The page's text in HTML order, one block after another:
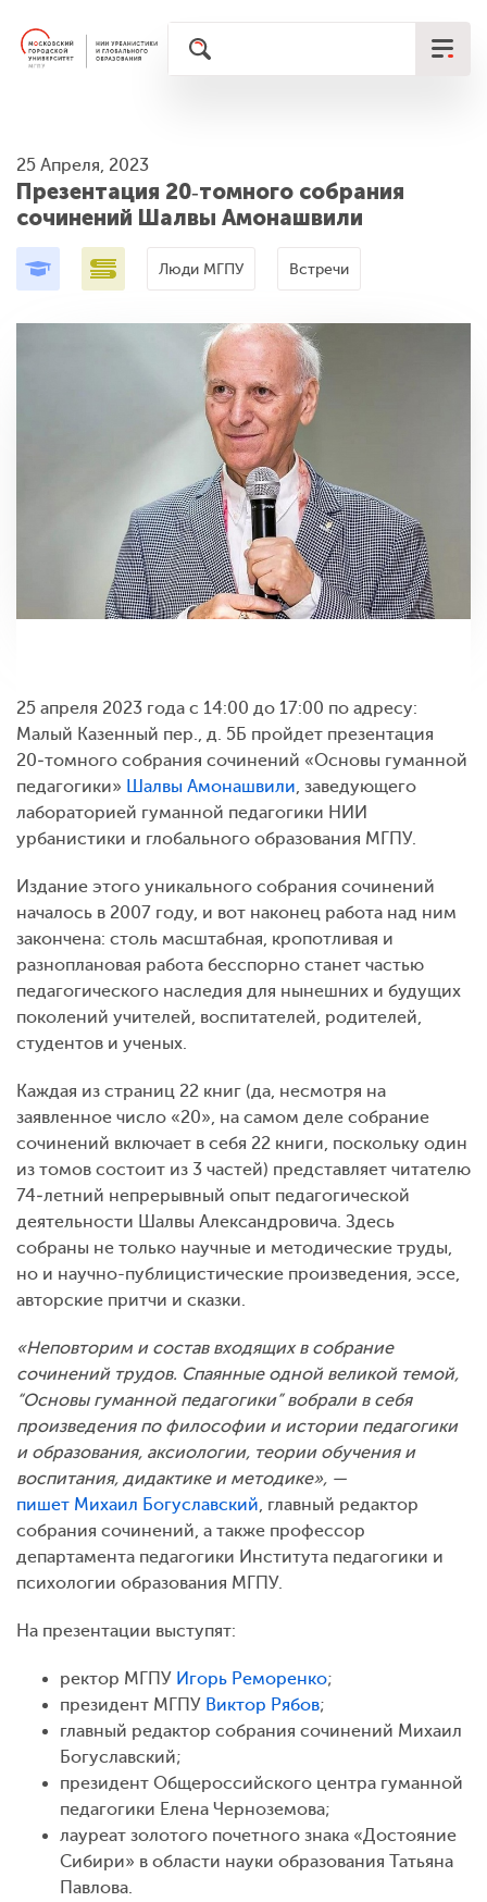
25 Апреля, 2023
Презентация 20‑томного собрания
сочинений Шалвы Амонашвили
Люди МГПУ Встречи
25 апреля 2023 года с 14:00 до 17:00 по адресу:
Малый Казенный пер., д. 5Б пройдет презентация
20‑томного собрания сочинений «Основы гуманной
педагогики» Шалвы Амонашвили, заведующего
лабораторией гуманной педагогики НИИ
урбанистики и глобального образования МГПУ.
Издание этого уникального собрания сочинений
началось в 2007 году, и вот наконец работа над ним
закончена: столь масштабная, кропотливая и
разноплановая работа бесспорно станет частью
педагогического наследия для нынешних и будущих
поколений учителей, воспитателей, родителей,
студентов и ученых.
Каждая из страниц 22 книг (да, несмотря на
заявленное число «20», на самом деле собрание
сочинений включает в себя 22 книги, поскольку один
из томов состоит из 3 частей) представляет читателю
74‑летний непрерывный опыт педагогической
деятельности Шалвы Александровича. Здесь
собраны не только научные и методические труды,
но и научно-публицистические произведения, эссе,
авторские притчи и сказки.
«Неповторим и состав входящих в собрание
сочинений трудов. Спаянные одной великой темой,
“Основы гуманной педагогики” вобрали в себя
произведения по философии и истории педагогики
и образования, аксиологии, теории обучения и
воспитания, дидактике и методике», —
пишет Михаил Богуславский, главный редактор
собрания сочинений, а также профессор
департамента педагогики Института педагогики и
психологии образования МГПУ.
На презентации выступят:
ректор МГПУ Игорь Реморенко;
президент МГПУ Виктор Рябов;
главный редактор собрания сочинений Михаил
Богуславский;
президент Общероссийского центра гуманной
педагогики Елена Черноземова;
лауреат золотого почетного знака «Достояние
Сибири» в области науки образования Татьяна
Павлова.